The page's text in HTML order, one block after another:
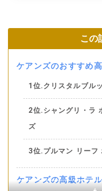
この
ケアンズのおすすめ
1位.クリスタルブル
2位.シャングリ・ラ
ズ
3位.プルマン リーフ
ケアンズの高級ホテ